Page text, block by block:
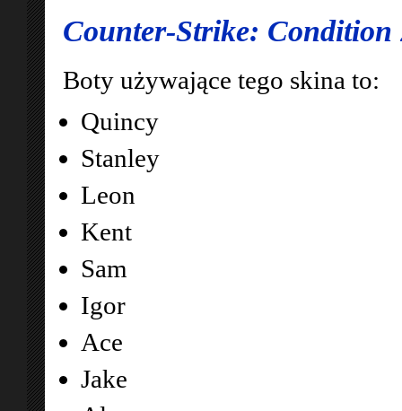
Counter-Strike: Condition
Boty używające tego skina to:
Quincy
Stanley
Leon
Kent
Sam
Igor
Ace
Jake